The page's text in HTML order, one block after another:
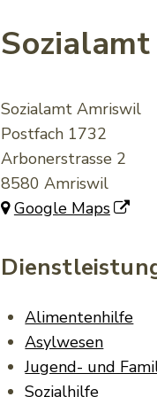
Sozialamt
Sozialamt
Adresse
Sozialamt Amriswil
Postfach 1732
Arbonerstrasse 2
8580 Amriswil
Google Maps
Alimentenhilfe
Asylwesen
Jugend- und
Sozialhilfe